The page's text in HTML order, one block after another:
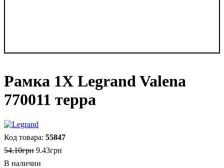
Рамка 1Х Legrand Valena
770011 терра
55847
54.10грн 9.43грн
В наличии